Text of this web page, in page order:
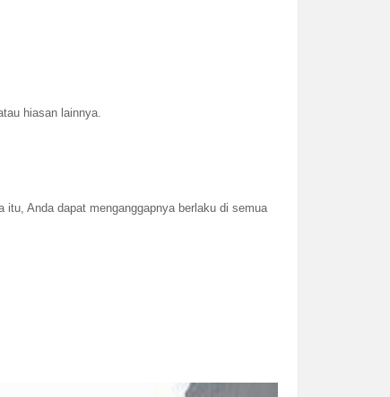
hiasan lainnya.
Anda dapat menganggapnya berlaku di semua